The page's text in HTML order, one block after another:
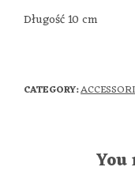
Długość 10 cm
CATEGORY: